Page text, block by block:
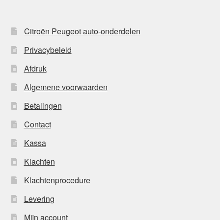
Citroën Peugeot auto-onderdelen
Privacybeleid
Afdruk
Algemene voorwaarden
Betalingen
Contact
Kassa
Klachten
Klachtenprocedure
Levering
Mijn account